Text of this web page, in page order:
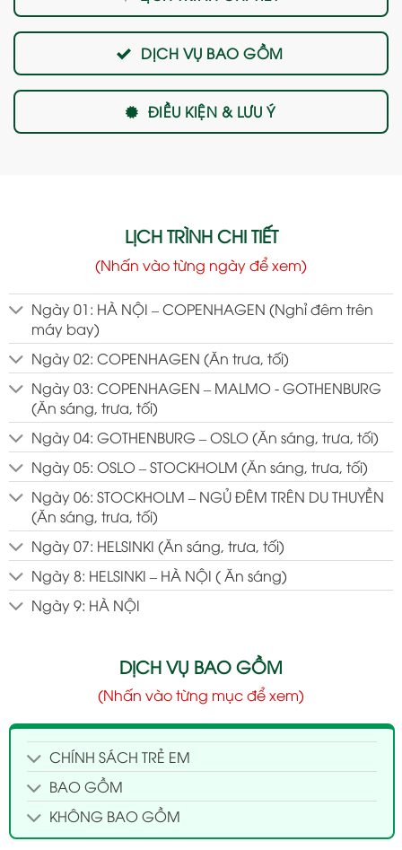
LỊCH TRÌNH CHI TIẾT
(Nhấn vào từng ngày để xem)
Ngày 01: HÀ NỘI – COPENHAGEN (Nghỉ đêm trên
máy bay)
Ngày 02: COPENHAGEN (Ăn trưa, tối)
Ngày 03: COPENHAGEN – MALMO - GOTHENBURG
(Ăn sáng, trưa, tối)
Ngày 04: GOTHENBURG – OSLO (Ăn sáng, trưa, tối)
Ngày 05: OSLO – STOCKHOLM (Ăn sáng, trưa, tối)
Ngày 06: STOCKHOLM – NGỦ ĐÊM TRÊN DU THUYỀN
(Ăn sáng, trưa, tối)
Ngày 07: HELSINKI (Ăn sáng, trưa, tối)
Ngày 8: HELSINKI – HÀ NỘI ( Ăn sáng)
Ngày 9: HÀ NỘI
DỊCH VỤ BAO GỒM
(Nhấn vào từng mục để xem)
CHÍNH SÁCH TRẺ EM
BAO GỒM
KHÔNG BAO GỒM
DỊCH VỤ BAO GỒM
ĐIỀU KIỆN & LƯU Ý